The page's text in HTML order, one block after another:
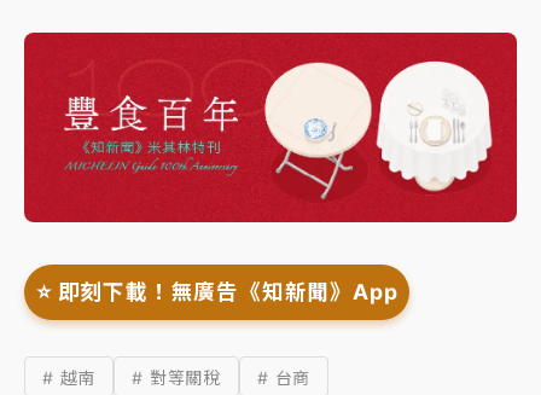
⭐️ 即刻下載！無廣告《知新聞》App
# 越南 # 對等關稅 # 台商